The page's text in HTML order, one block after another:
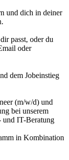
und dich in deiner
passt, oder du
oder
dem Jobeinstieg
(m/w/d) und
bei unserem
und IT-Beratung
in Kombination